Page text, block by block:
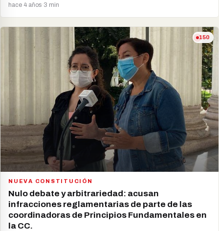
hace 4 años·3 min
150
NUEVA CONSTITUCIÓN
Nulo debate y arbitrariedad: acusan
infracciones reglamentarias de parte de las
coordinadoras de Principios Fundamentales en
la CC.